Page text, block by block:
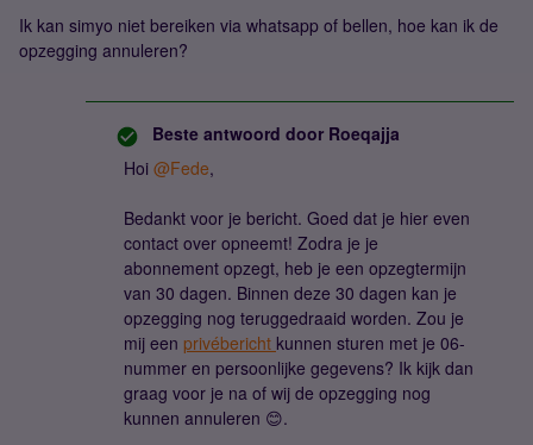
Ik kan simyo niet bereiken via whatsapp of bellen, hoe kan ik de
opzegging annuleren?
Beste antwoord door Roeqajja
Hoi @Fede,
Bedankt voor je bericht. Goed dat je hier even
contact over opneemt! Zodra je je
abonnement opzegt, heb je een opzegtermijn
van 30 dagen. Binnen deze 30 dagen kan je
opzegging nog teruggedraaid worden. Zou je
mij een privébericht kunnen sturen met je 06-
nummer en persoonlijke gegevens? Ik kijk dan
graag voor je na of wij de opzegging nog
kunnen annuleren 😊.